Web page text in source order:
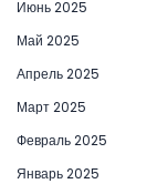
Июнь 2025
Май 2025
Апрель 2025
Март 2025
Февраль 2025
Январь 2025